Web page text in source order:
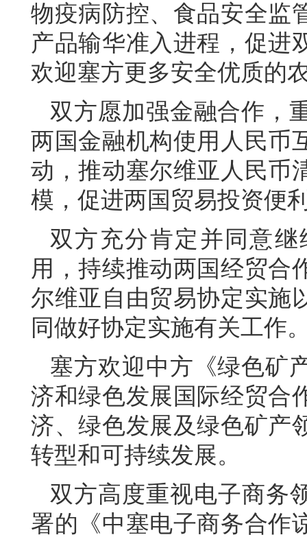
物疫病防控、食品安全监
产品输华准入进程，促进
欢迎塞方更多安全优质的
双方愿加强金融合作，
两国金融机构使用人民币
动，推动塞尔维亚人民币
模，促进两国贸易投资便
双方充分肯定并同意
用，持续推动两国经贸合
尔维亚自由贸易协定实施
同做好协定实施有关工作
塞方欢迎中方《绿色矿
济和绿色发展国际经贸合
济、绿色发展及绿色矿产
转型和可持续发展。
双方高度重视电子商务
署的《中塞电子商务合作